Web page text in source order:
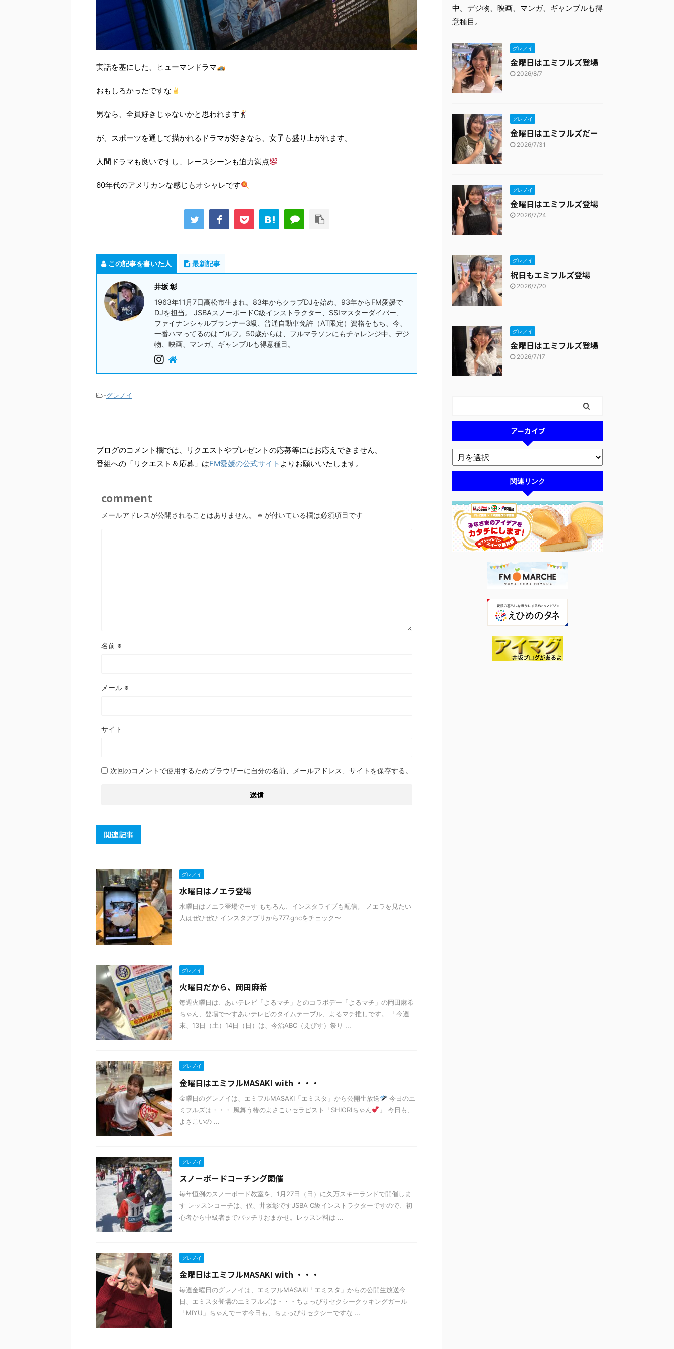
実話を基にした、ヒューマンドラマ
おもしろかったですな
男なら、全員好きじゃないかと思われます
が、スポーツを通して描かれるドラマが好きなら、女子も盛り上がれます。
人間ドラマも良いですし、レースシーンも迫力満点
60年代のアメリカンな感じもオシャレです
この記事を書いた人 最新記事
井坂 彰
1963年11月7日高松市生まれ。83年からクラブDJを始め、93年からFM愛媛で
DJを担当。 JSBAスノーボードC級インストラクター、SSIマスターダイバー、
ファイナンシャルプランナー3級、普通自動車免許（AT限定）資格をもち、今、
一番ハマってるのはゴルフ。50歳からは、フルマラソンにもチャレンジ中。デジ
物、映画、マンガ、ギャンブルも得意種目。
-グレノイ
ブログのコメント欄では、リクエストやプレゼントの応募等にはお応えできません。
番組への「リクエスト＆応募」はFM愛媛の公式サイト よりお願いいたします。
comment
メールアドレスが公開されることはありません。 ※ が付いている欄は必須項目です
名前 ※
メール ※
サイト
次回のコメントで使用するためブラウザーに自分の名前、メールアドレス、サイトを保存する。
関連記事
グレノイ
水曜日はノエラ登場
水曜日はノエラ登場でーす もちろん、インスタライブも配信。 ノエラを見たい
人はぜひぜひ インスタアプリから777.gncをチェック〜
グレノイ
火曜日だから、岡田麻希
毎週火曜日は、あいテレビ「よるマチ」とのコラボデー「よるマチ」の岡田麻希
ちゃん、登場で〜すあいテレビのタイムテーブル、よるマチ推しです。 「今週
末、13日（土）14日（日）は、今治ABC（えびす）祭り ...
グレノイ
金曜日はエミフルMASAKI with ・・・
金曜日のグレノイは、エミフルMASAKI「エミスタ」から公開生放送
今日のエ
ミフルズは・・・ 風舞う椿のよさこいセラピスト「SHIORIちゃん
」 今日も、
よさこいの ...
グレノイ
スノーボードコーチング開催
毎年恒例のスノーボード教室を、1月27日（日）に久万スキーランドで開催しま
す レッスンコーチは、僕、井坂彰ですJSBA C級インストラクターですので、初
心者から中級者までバッチリおまかせ。レッスン料は ...
グレノイ
金曜日はエミフルMASAKI with ・・・
毎週金曜日のグレノイは、エミフルMASAKI「エミスタ」からの公開生放送今
日、エミスタ登場のエミフルズは・・・ちょっぴりセクシークッキングガール
「MIYU」ちゃんでーす今日も、ちょっぴりセクシーですな ...
中。デジ物、映画、マンガ、ギャンブルも得
意種目。
グレノイ
金曜日はエミフルズ登場
2026/8/7
グレノイ
金曜日はエミフルズだー
2026/7/31
グレノイ
金曜日はエミフルズ登場
2026/7/24
グレノイ
祝日もエミフルズ登場
2026/7/20
グレノイ
金曜日はエミフルズ登場
2026/7/17
アーカイブ
関連リンク